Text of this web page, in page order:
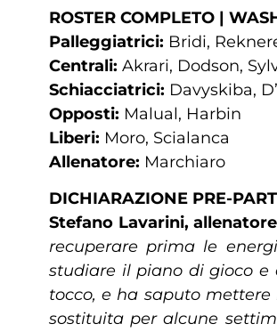
ROSTER COMPLETO |
Palleggiatrici: Bridi,
Centrali: Akrari, Dodson,
Schiacciatrici: Davyskiba,
Opposti: Malual, Harbin
Liberi: Moro, Scialanca
Allenatore: Marchiaro
DICHIARAZIONE PRE-
Stefano Lavarini,
recuperare prima le
studiare il piano di gioco e
tocco, e ha saputo
sostituita per alcune